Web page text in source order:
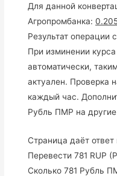
Для данной
Агропромбанка:
Результат операции
При изминении курса
автоматически,
актуален. Проверка
каждый час.
Рубль ПМР на
Страница даёт
Перевести 781 RUP
Сколько 781 Рубль